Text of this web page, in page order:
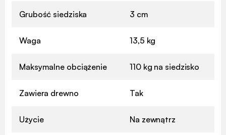
Grubość siedziska 3 cm
Waga 13,5 kg
Maksymalne obciążenie 110 kg na siedzisko
Zawiera drewno Tak
Użycie Na zewnątrz